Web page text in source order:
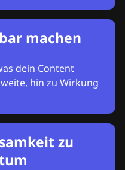
machen
dein Content
hin zu Wirkung
zu